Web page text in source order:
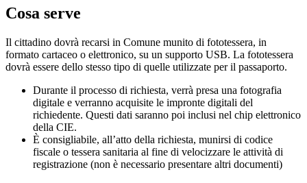
Cosa serve
Il cittadino dovrà recarsi in Comune munito di fototessera, in
formato cartaceo o elettronico, su un supporto USB. La fototessera
dovrà essere dello stesso tipo di quelle utilizzate per il passaporto.
Durante il processo di richiesta, verrà presa una fotografia
digitale e verranno acquisite le impronte digitali del
richiedente. Questi dati saranno poi inclusi nel chip elettronico
della CIE.
È consigliabile, all’atto della richiesta, munirsi di codice
fiscale o tessera sanitaria al fine di velocizzare le attività di
registrazione (non è necessario presentare altri documenti)